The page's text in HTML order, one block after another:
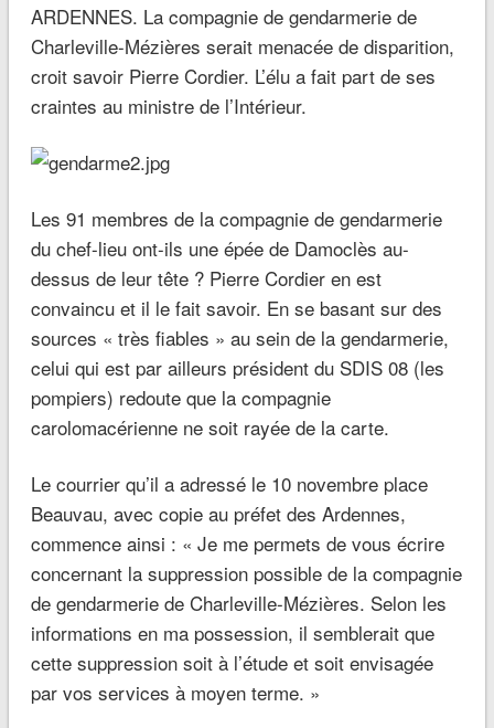
ARDENNES. La compagnie de gendarmerie de
Charleville-Mézières serait menacée de disparition,
croit savoir Pierre Cordier. L’élu a fait part de ses
craintes au ministre de l’Intérieur.
Les 91 membres de la compagnie de gendarmerie
du chef-lieu ont-ils une épée de Damoclès au-
dessus de leur tête ? Pierre Cordier en est
convaincu et il le fait savoir. En se basant sur des
sources « très fiables » au sein de la gendarmerie,
celui qui est par ailleurs président du SDIS 08 (les
pompiers) redoute que la compagnie
carolomacérienne ne soit rayée de la carte.
Le courrier qu’il a adressé le 10 novembre place
Beauvau, avec copie au préfet des Ardennes,
commence ainsi : « Je me permets de vous écrire
concernant la suppression possible de la compagnie
de gendarmerie de Charleville-Mézières. Selon les
informations en ma possession, il semblerait que
cette suppression soit à l’étude et soit envisagée
par vos services à moyen terme. »